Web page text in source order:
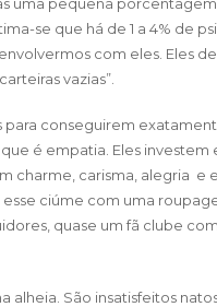
se que há de 1 a 4% de
com eles. Eles
vazias”.
conseguirem
é empatia. Eles investem
charme, carisma, alegria e
ciúme com uma
quase um fã clube
São insatisfeitos